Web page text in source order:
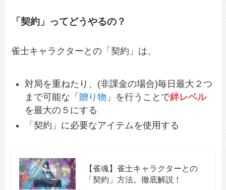
「契約」ってどうやるの？
雀士キャラクターとの「契約」は、
対局を重ねたり、(非課金の場合)毎日最大２つ
まで可能な「 贈り物 」を行うことで絆レベル
を最大の５にする
「契約」に必要なアイテムを使用する
【雀魂】雀士キャラクターとの
「契約」方法。徹底解説！